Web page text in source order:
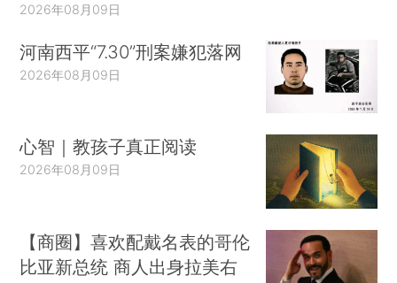
2026年08月09日
河南西平“7.30”刑案嫌犯落网
2026年08月09日
心智｜教孩子真正阅读
2026年08月09日
【商圈】喜欢配戴名表的哥伦
比亚新总统 商人出身拉美右